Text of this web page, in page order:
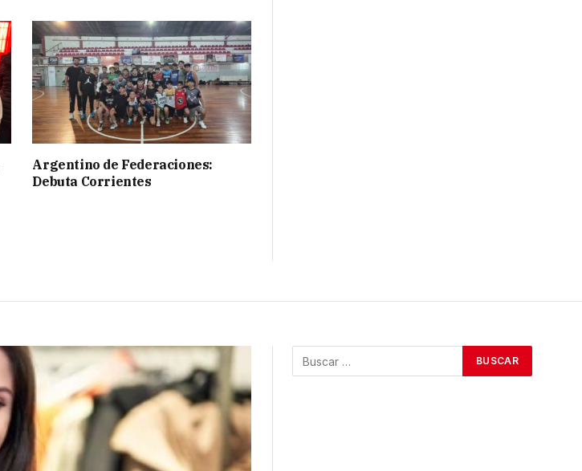
Argentino de Federaciones:
Debuta Corrientes